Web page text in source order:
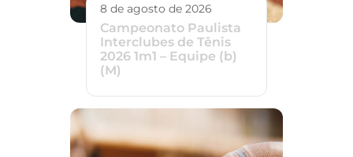
8 de agosto de 2026
Campeonato Paulista
Interclubes de Tênis
2026 1m1 – Equipe (b)
(M)